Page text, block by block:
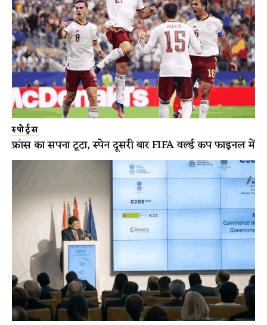
स्पोर्ट्स
फ्रांस का सपना टूटा, स्पेन दूसरी बार FIFA वर्ल्ड कप फाइनल में